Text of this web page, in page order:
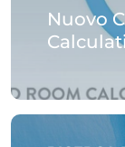
Nuovo